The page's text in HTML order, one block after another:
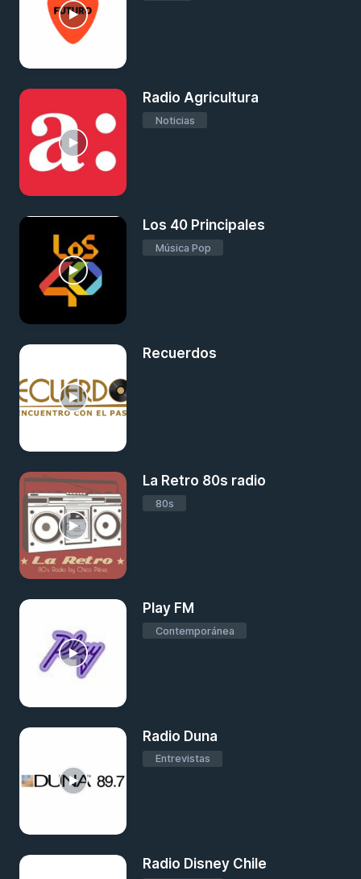
Radio Agricultura
Noticias
Los 40 Principales
Música Pop
Recuerdos
La Retro 80s radio
80s
Play FM
Contemporánea
Radio Duna
Entrevistas
Radio Disney Chile